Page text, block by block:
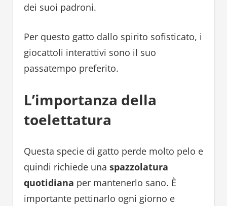
dei suoi padroni.
Per questo gatto dallo spirito sofisticato, i
giocattoli interattivi sono il suo
passatempo preferito.
L’importanza della
toelettatura
Questa specie di gatto perde molto pelo e
quindi richiede una spazzolatura
quotidiana per mantenerlo sano. È
importante pettinarlo ogni giorno e